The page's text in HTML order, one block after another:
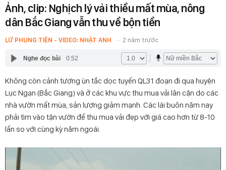
Ảnh, clip: Nghịch lý vải thiều mất mùa, nông
dân Bắc Giang vẫn thu về bộn tiền
LỮ PHỤNG TIÊN - VIDEO: NHẬT ANH 2 năm trước
Nghe đọc bài 0:52
Không còn cảnh tượng ùn tắc dọc tuyến QL31 đoạn đi qua huyện
Lục Ngạn (Bắc Giang) và ở các khu vực thu mua vải lân cận do các
nhà vườn mất mùa, sản lượng giảm mạnh. Các lái buôn năm nay
phải tìm vào tận vườn để thu mua vải đẹp với giá cao hơn từ 8-10
lần so với cùng kỳ năm ngoái.